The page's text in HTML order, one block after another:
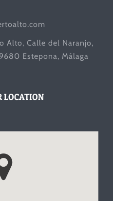
Alto, Calle del Naranjo,
Estepona, Málaga
LOCATION